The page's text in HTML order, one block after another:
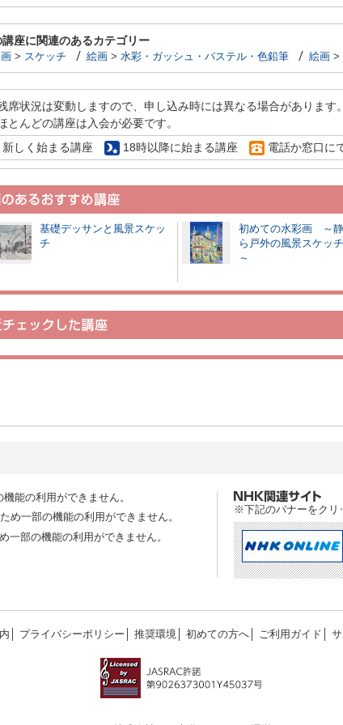
講座に関連のあるカテゴリー
> スケッチ 絵画 > 水彩・ガッシュ・パステル・色鉛筆 絵画 >
席状況は変動しますので、申し込み時には異なる場合があります。
とんどの講座は入会が必要です。
新しく始まる講座
18時以降に始まる講座 電話か窓口に
基礎デッサンと風景スケッ
チ
初めての水彩画 ～
ら戸外の風景スケッ
～
能の利用ができません。
め一部の機能の利用ができません。
一部の機能の利用ができません。
※下記のバナーをクリ
プライバシーポリシー 推奨環境 初めての方へ ご利用ガイド